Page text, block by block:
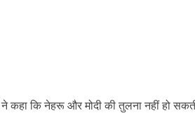
ने कहा कि नेहरू और मोदी की तुलना नहीं हो